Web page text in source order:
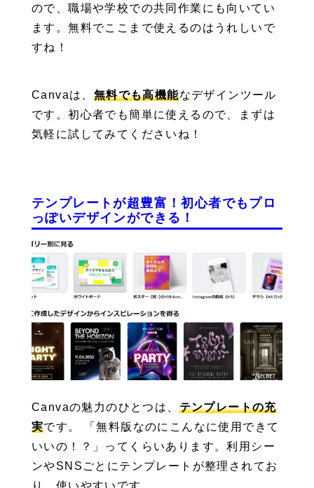
ので、職場や学校での共同作業にも向いてい
ます。無料でここまで使えるのはうれしいで
すね！
Canvaは、 無料でも高機能なデザインツール
です。初心者でも簡単に使えるので、まずは
気軽に試してみてくださいね！
テンプレートが超豊富！初心者でもプロ
っぽいデザインができる！
Canvaの魅力のひとつは、 テンプレートの充
実です。 「無料版なのにこんなに使用できて
いいの！？」ってくらいあります。利用シー
ンやSNSごとにテンプレートが整理されてお